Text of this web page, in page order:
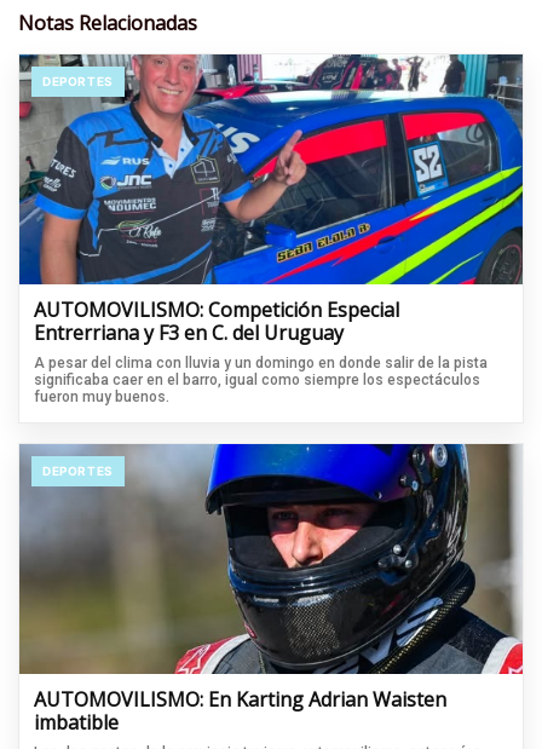
Notas Relacionadas
DEPORTES
AUTOMOVILISMO: Competición Especial
Entrerriana y F3 en C. del Uruguay
A pesar del clima con lluvia y un domingo en donde salir de la pista
significaba caer en el barro, igual como siempre los espectáculos
fueron muy buenos.
DEPORTES
AUTOMOVILISMO: En Karting Adrian Waisten
imbatible